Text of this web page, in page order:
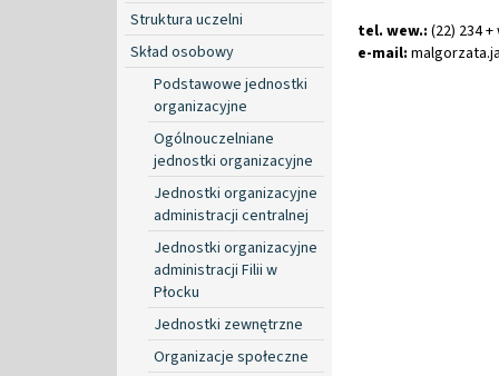
Struktura uczelni
Skład osobowy
Podstawowe jednostki
organizacyjne
Ogólnouczelniane
jednostki organizacyjne
Jednostki organizacyjne
administracji centralnej
Jednostki organizacyjne
administracji Filii w
Płocku
Jednostki zewnętrzne
Organizacje społeczne
tel. wew.: (22) 234
e-mail: malgorzata.